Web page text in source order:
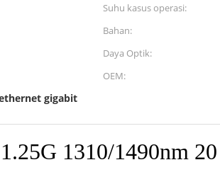
Suhu kasus operasi:
Bahan:
Daya Optik:
OEM:
gigabit
1310/1490nm